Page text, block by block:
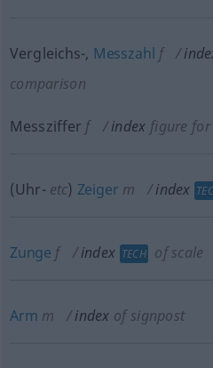
Vergleichs-, Messzahl f
comparison
Messziffer f index figure
(Uhr-etc) Zeiger m index
Zunge f index TECH of scale
Arm m index of signpost